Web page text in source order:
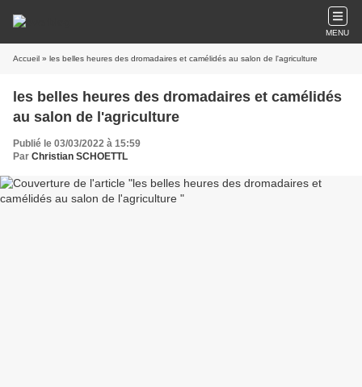
MENU
Accueil » les belles heures des dromadaires et camélidés au salon de l'agriculture
les belles heures des dromadaires et camélidés
au salon de l'agriculture
Publié le 03/03/2022 à 15:59
Par Christian SCHOETTL